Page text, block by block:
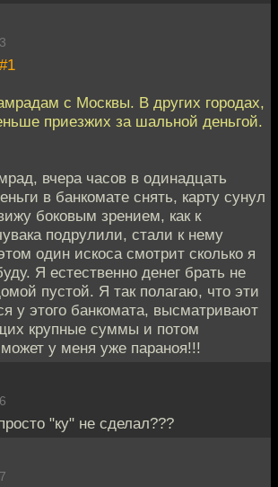
#1
с Москвы. В других городах,
приезжих за шальной деньгой.
вчера часов в одинадцать
в банкомате снять, карту сунул
боковым зрением, как к
подрулили, стали к нему
один искоса смотрит сколько я
Я естественно денег брать не
пустой. Я так полагаю, что эти
у этого банкомата, высматривают
крупные суммы и потом
у меня уже параноя!!!
"ку" не сделал???